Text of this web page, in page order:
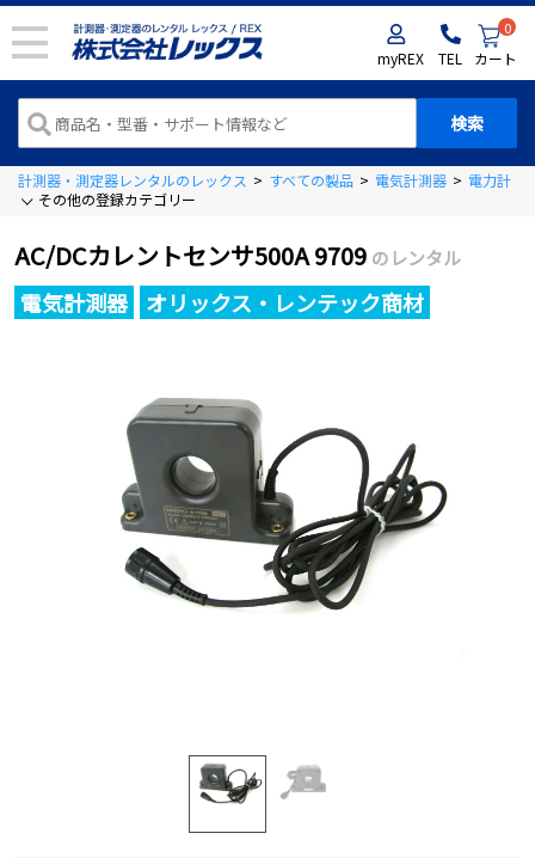
myREX TEL
0
カート
計測器・測定器レンタルのレックス > すべての製品 > 電気計測器 > 電力計
その他の登録カテゴリー
AC/DCカレントセンサ500A 9709 のレンタル
電気計測器 オリックス・レンテック商材